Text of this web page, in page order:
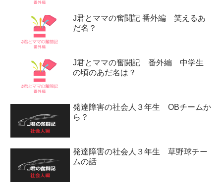
J君とママの奮闘記 番外編 笑えるあ
だ名？
J君とママの奮闘記 番外編 中学生
の頃のあだ名は？
発達障害の社会人３年生 OBチームか
ら？
発達障害の社会人３年生 草野球チー
ムの話